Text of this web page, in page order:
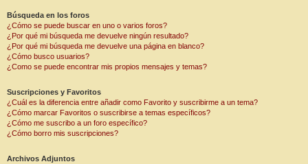
Búsqueda en los foros
¿Cómo se puede buscar en uno o varios foros?
¿Por qué mi búsqueda me devuelve ningún resultado?
¿Por qué mi búsqueda me devuelve una página en blanco?
¿Cómo busco usuarios?
¿Como se puede encontrar mis propios mensajes y temas?
Suscripciones y Favoritos
¿Cuál es la diferencia entre añadir como Favorito y suscribirme a un tema?
¿Cómo marcar Favoritos o suscribirse a temas específicos?
¿Cómo me suscribo a un foro específico?
¿Cómo borro mis suscripciones?
Archivos Adjuntos